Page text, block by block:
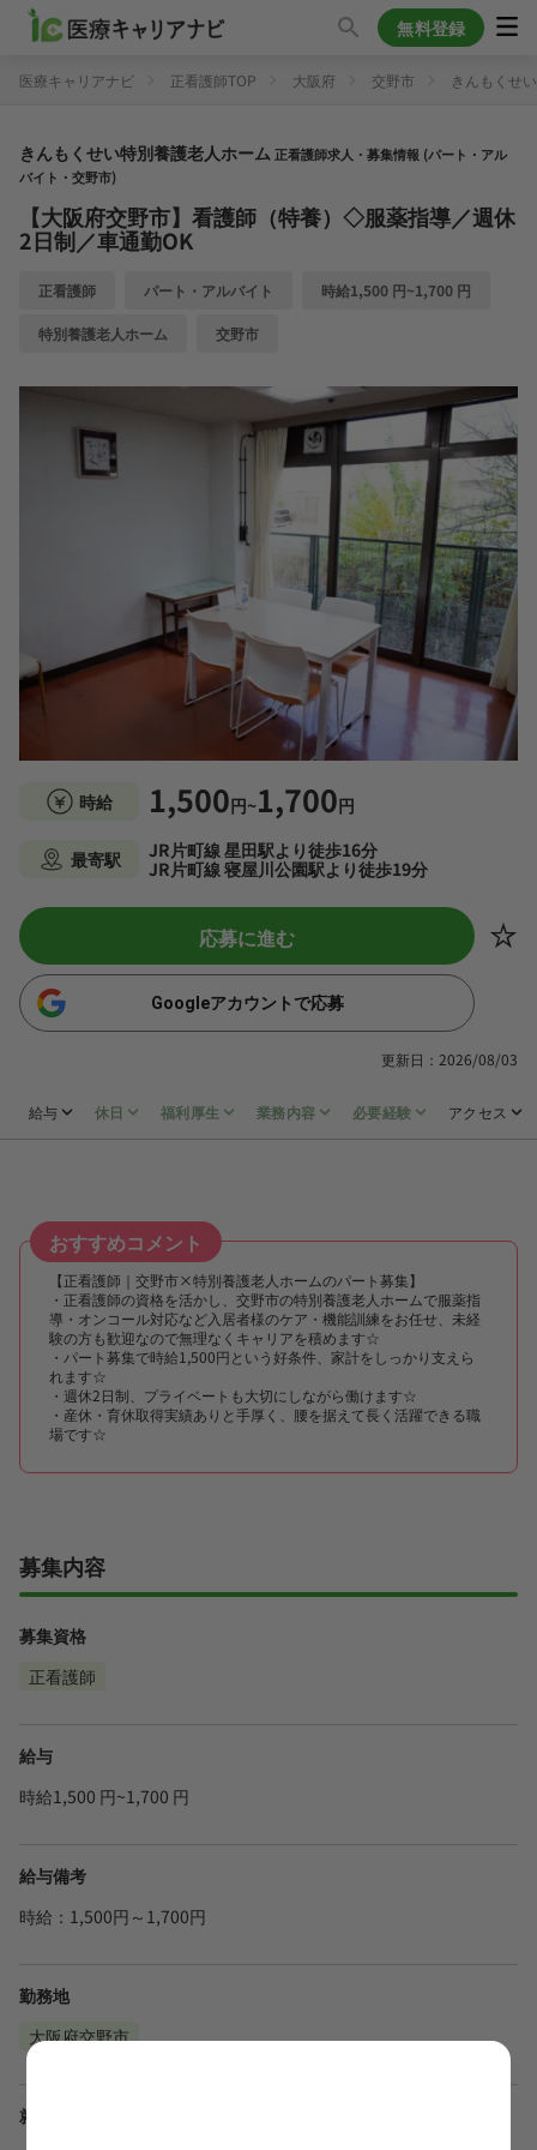
無料登録
医療キャリアナビ 正看護師TOP 大阪府 交野市 きんもくせ
きんもくせい特別養護老人ホーム正看護師求人・募集情報 (パート・アル
バイト・交野市)
【大阪府交野市】看護師（特養）◇服薬指導／週休
2日制／車通勤OK
正看護師 パート・アルバイト 時給1,500 円~1,700 円
特別養護老人ホーム 交野市
時給 1,500円~1,700円
最寄駅
JR片町線 星田駅より徒歩16分
JR片町線 寝屋川公園駅より徒歩19分
応募に進む
Googleアカウントで応募
更新日：2026/08/03
給与 休日 福利厚生 業務内容 必要経験 アクセス
おすすめコメント
【正看護師｜交野市×特別養護老人ホームのパート募集】
・正看護師の資格を活かし、交野市の特別養護老人ホームで服薬指
導・オンコール対応など入居者様のケア・機能訓練をお任せ、未経
験の方も歓迎なので無理なくキャリアを積めます☆
・パート募集で時給1,500円という好条件、家計をしっかり支えら
れます☆
・週休2日制、プライベートも大切にしながら働けます☆
・産休・育休取得実績ありと手厚く、腰を据えて長く活躍できる職
場です☆
募集内容
募集資格
正看護師
給与
時給1,500 円~1,700 円
給与備考
時給：1,500円～1,700円
勤務地
大阪府交野市
就業時間